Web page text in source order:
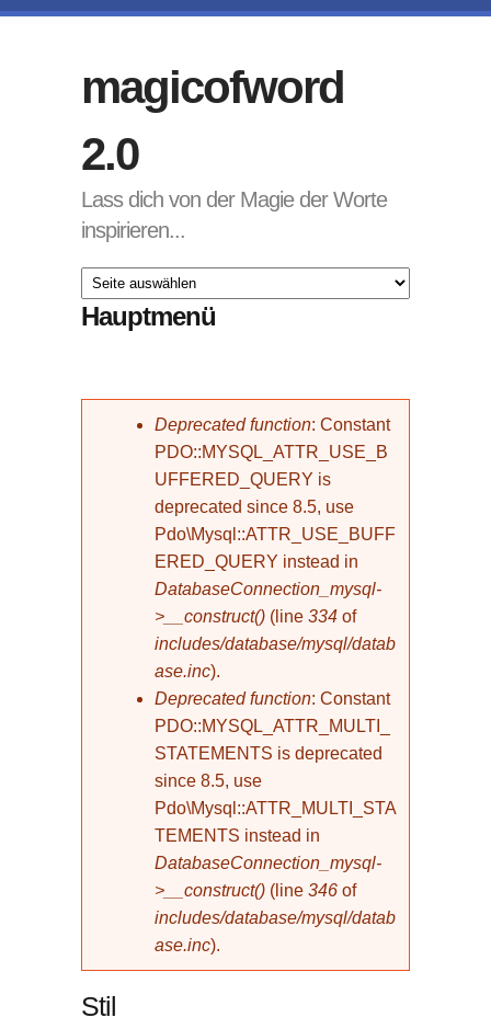
magicofword
2.0
Lass dich von der Magie der Worte
inspirieren...
Hauptmenü
Fehlermeldung
Deprecated function: Constant
PDO::MYSQL_ATTR_USE_B
UFFERED_QUERY is
deprecated since 8.5, use
Pdo\Mysql::ATTR_USE_BUFF
ERED_QUERY instead in
DatabaseConnection_mysql-
>__construct() (line 334 of
includes/database/mysql/datab
ase.inc).
Deprecated function: Constant
PDO::MYSQL_ATTR_MULTI_
STATEMENTS is deprecated
since 8.5, use
Pdo\Mysql::ATTR_MULTI_STA
TEMENTS instead in
DatabaseConnection_mysql-
>__construct() (line 346 of
includes/database/mysql/datab
ase.inc).
Stil